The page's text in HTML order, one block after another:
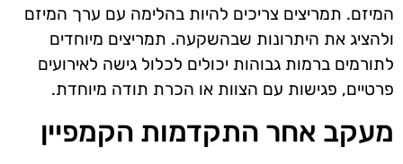
המיזם. תמריצים צריכים להיות בהלימה עם ערך המיזם
ולהציג את היתרונות שבהשקעה. תמריצים מיוחדים
לתורמים ברמות גבוהות יכולים לכלול גישה לאירועים
פרטיים, פגישות עם הצוות או הכרת תודה מיוחדת.
מעקב אחר התקדמות הקמפיין